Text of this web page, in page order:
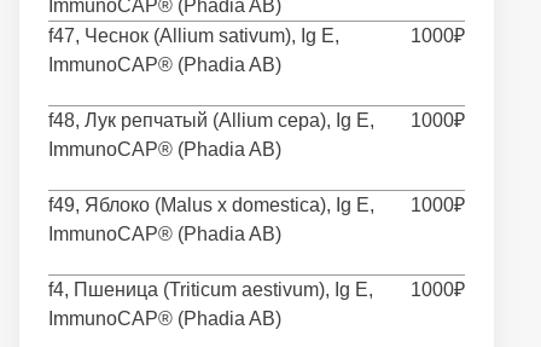
ImmunoCAP® (Phadia AB)
f47, Чеснок (Allium sativum), Ig E,
ImmunoCAP® (Phadia AB)
1000₽
f48, Лук репчатый (Allium cepa), Ig E,
ImmunoCAP® (Phadia AB)
1000₽
f49, Яблоко (Malus x domestica), Ig E,
ImmunoCAP® (Phadia AB)
1000₽
f4, Пшеница (Triticum aestivum), Ig E,
ImmunoCAP® (Phadia AB)
1000₽